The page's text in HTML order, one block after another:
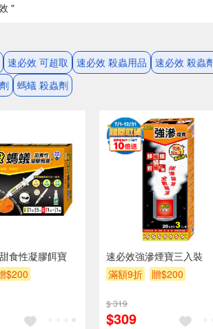
"
速必效 可超取 速必效 殺蟲用品 速必效 殺蟲
螞蟻 殺蟲劑
食性凝膠餌寶
$200
速必效強滲煙寶三入裝
滿額9折
贈$200
$ 319
$309